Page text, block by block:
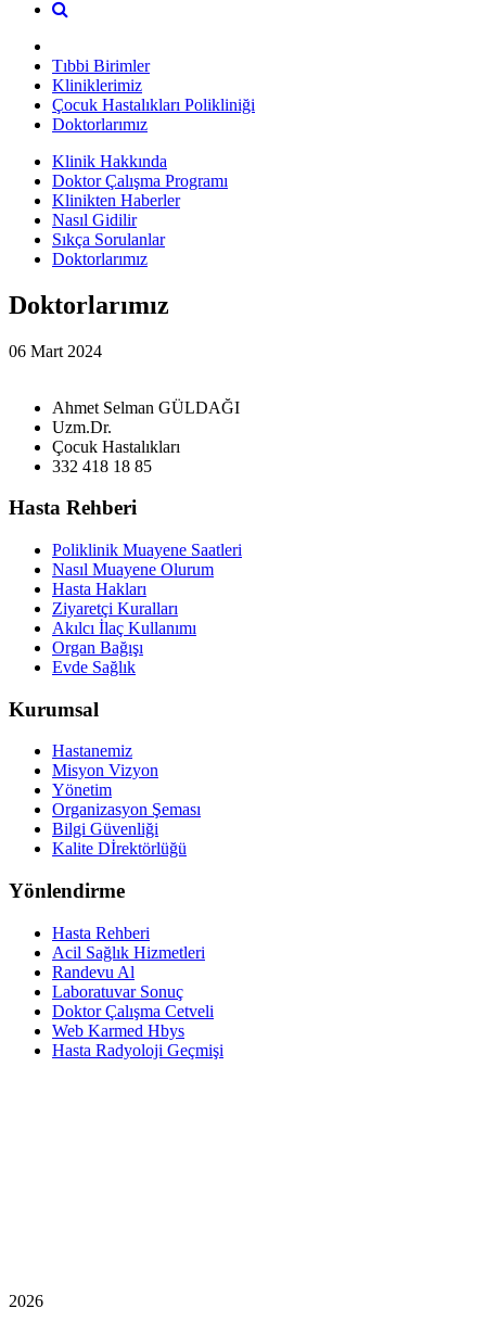
Tıbbi Birimler
Kliniklerimiz
Çocuk Hastalıkları Polikliniği
Doktorlarımız
Klinik Hakkında
Doktor Çalışma Programı
Klinikten Haberler
Nasıl Gidilir
Sıkça Sorulanlar
Doktorlarımız
Doktorlarımız
06 Mart 2024
Ahmet Selman GÜLDAĞI
Uzm.Dr.
Çocuk Hastalıkları
332 418 18 85
Hasta Rehberi
Poliklinik Muayene Saatleri
Nasıl Muayene Olurum
Hasta Hakları
Ziyaretçi Kuralları
Akılcı İlaç Kullanımı
Organ Bağışı
Evde Sağlık
Kurumsal
Hastanemiz
Misyon Vizyon
Yönetim
Organizasyon Şeması
Bilgi Güvenliği
Kalite Dİrektörlüğü
Yönlendirme
Hasta Rehberi
Acil Sağlık Hizmetleri
Randevu Al
Laboratuvar Sonuç
Doktor Çalışma Cetveli
Web Karmed Hbys
Hasta Radyoloji Geçmişi
2026